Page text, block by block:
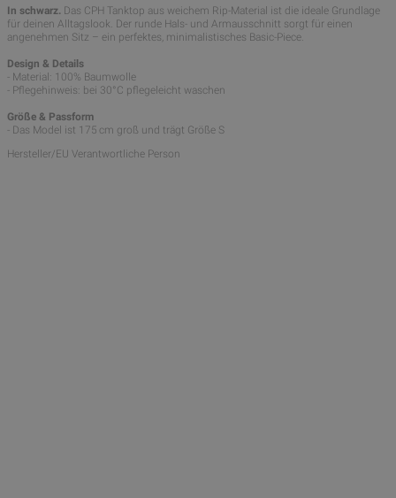
In schwarz. Das CPH Tanktop aus weichem Rip-Material ist die ideale Grundlage
für deinen Alltagslook. Der runde Hals- und Armausschnitt sorgt für einen
angenehmen Sitz – ein perfektes, minimalistisches Basic-Piece.
Design & Details
- Material: 100% Baumwolle
- Pflegehinweis: bei 30°C pflegeleicht waschen
Größe & Passform
- Das Model ist 175 cm groß und trägt Größe S
Hersteller/EU Verantwortliche Person